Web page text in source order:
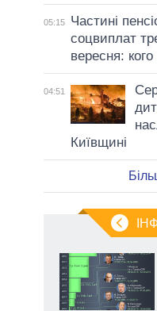
05:15
Частині
соцвиплат
вересня:
04:51
Київщині